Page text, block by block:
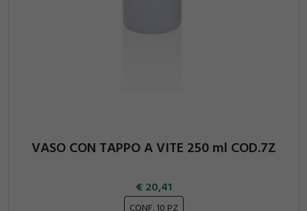
VASO CON TAPPO A VITE 250 ml COD.7Z
20,41